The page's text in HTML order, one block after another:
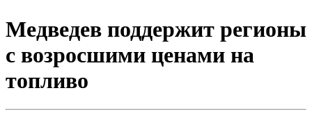
Медведев поддержит регионы
с возросшими ценами на
топливо